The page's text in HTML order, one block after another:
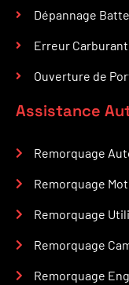
Dépannage
Erreur Carburant
Ouverture de
Assistance
Remorquage
Remorquage
Remorquage
Remorquage
Remorquage